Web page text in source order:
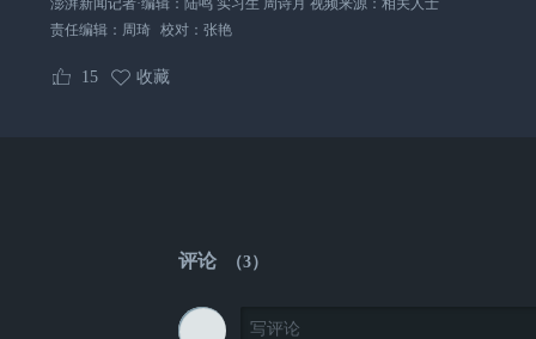
澎湃新闻记者·编辑：陆鸣 实习生 周诗月 视频来源：相关人士
责任编辑： 周琦 校对： 张艳
15 收藏
评论 （3）